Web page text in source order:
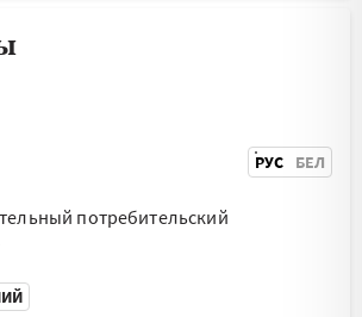
РУС БЕЛ
потребительский